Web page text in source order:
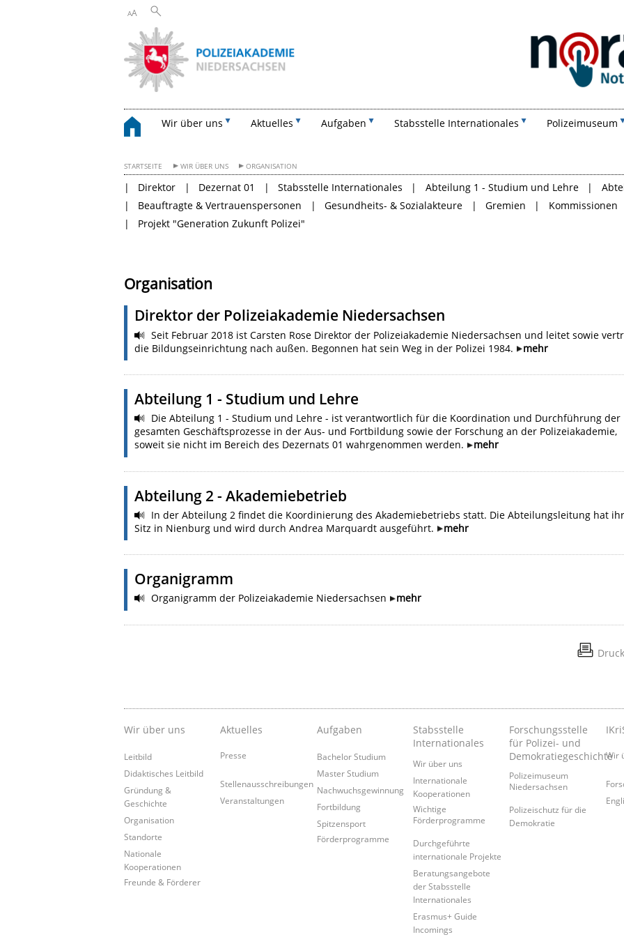
AA
Wir über uns Aktuelles Aufgaben Stabsstelle Internationales Polizeimuseum
STARTSEITE WIR ÜBER UNS ORGANISATION
Direktor Dezernat 01 Stabsstelle Internationales Abteilung 1 - Studium und Lehre
Beauftragte & Vertrauenspersonen
Gesundheits- & Sozialakteure Gremien Kommissionen
Projekt "Generation Zukunft Polizei"
Organisation
Direktor der Polizeiakademie Niedersachsen
Seit Februar 2018 ist Carsten Rose Direktor der Polizeiakademie Niedersachsen und leitet sowie
die Bildungseinrichtung nach außen. Begonnen hat sein Weg in der Polizei 1984.
mehr
Abteilung 1 - Studium und Lehre
Die Abteilung 1 - Studium und Lehre - ist verantwortlich für die Koordination und Durchführung der
gesamten Geschäftsprozesse in der Aus- und Fortbildung sowie der Forschung an der Polizeiakademie,
soweit sie nicht im Bereich des Dezernats 01 wahrgenommen werden.
mehr
Abteilung 2 - Akademiebetrieb
In der Abteilung 2 findet die Koordinierung des Akademiebetriebs statt. Die Abteilungsleitung hat
Sitz in Nienburg und wird durch Andrea Marquardt ausgeführt.
mehr
Organigramm
Organigramm der Polizeiakademie Niedersachsen mehr
Wir über uns
Leitbild
Didaktisches Leitbild
Gründung &
Geschichte
Organisation
Standorte
Nationale
Kooperationen
Freunde & Förderer
Aktuelles
Presse
Stellenausschreibungen
Veranstaltungen
Aufgaben
Bachelor Studium
Master Studium
Nachwuchsgewinnung
Fortbildung
Spitzensport
Förderprogramme
Stabsstelle
Internationales
Wir über uns
Internationale
Kooperationen
Wichtige
Förderprogramme
Durchgeführte
internationale Projekte
Beratungsangebote
der Stabsstelle
Internationales
Erasmus+ Guide
Incomings
Forschungsstelle
für Polizei- und
Demokratiegeschichte
Polizeimuseum
Niedersachsen
Polizeischutz für die
Demokratie
Wir